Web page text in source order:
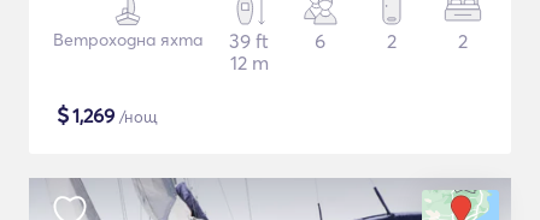
Ветроходна яхта
39 ft
12 m
6 2 2
$1,269 /нощ